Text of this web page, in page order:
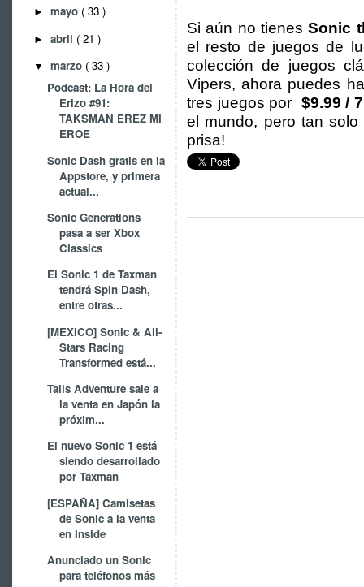
► mayo ( 33 )
► abril ( 21 )
▼ marzo ( 33 )
Podcast: La Hora del
Erizo #91:
TAKSMAN EREZ MI
EROE
Sonic Dash gratis en la
Appstore, y primera
actual...
Sonic Generations
pasa a ser Xbox
Classics
El Sonic 1 de Taxman
tendrá Spin Dash,
entre otras...
[MEXICO] Sonic & All-
Stars Racing
Transformed está...
Tails Adventure sale a
la venta en Japón la
próxim...
El nuevo Sonic 1 está
siendo desarrollado
por Taxman
[ESPAÑA] Camisetas
de Sonic a la venta
en Inside
Anunciado un Sonic
para teléfonos más
Si aún no tienesSonic
el resto de juegos de
colección de juegos
Vipers, ahora puedes
tres juegos por $9.99 /
el mundo, pero tan
prisa!